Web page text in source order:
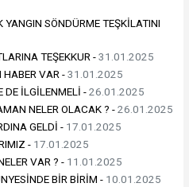
YANGIN SÖNDÜRME TEŞKİLATINI
TEŞEKKUR -31.01.2025
VAR -31.01.2025
DE İLGİLENMELİ -26.01.2025
NELER OLACAK ? -26.01.2025
GELDİ - 17.01.2025
- 17.01.2025
VAR ? - 11.01.2025
BİR BİRİM - 10.01.2025